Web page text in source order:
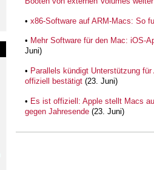
• x86-Software auf ARM-Macs: So
• Mehr Software für den Mac: iOS-
Juni)
• Parallels kündigt Unterstützung
offiziell bestätigt (23. Juni)
• Es ist offiziell: Apple stellt Macs
gegen Jahresende (23. Juni)